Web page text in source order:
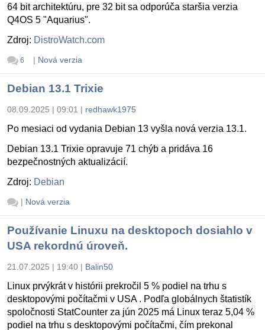
64 bit architektúru, pre 32 bit sa odporúča staršia verzia
Q4OS 5 "Aquarius".
Zdroj: DistroWatch.com
6 | Nová verzia
Debian 13.1 Trixie
08.09.2025 | 09:01 | redhawk1975
Po mesiaci od vydania Debian 13 vyšla nová verzia 13.1.
Debian 13.1 Trixie opravuje 71 chýb a pridáva 16
bezpečnostných aktualizácií.
Zdroj: Debian
| Nová verzia
Používanie Linuxu na desktopoch dosiahlo v
USA rekordnú úroveň.
21.07.2025 | 19:40 | Balin50
Linux prvýkrát v histórii prekročil 5 % podiel na trhu s
desktopovými počítačmi v USA . Podľa globálnych štatistík
spoločnosti StatCounter za jún 2025 má Linux teraz 5,04 %
podiel na trhu s desktopovými počítačmi, čím prekonal